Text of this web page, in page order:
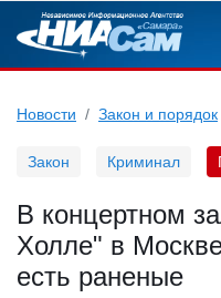
Новости Закон и порядок
Закон Криминал
В концертном
Холле" в
есть раненые